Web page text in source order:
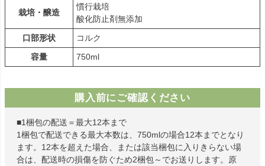
栽培・醸造
慣行栽培
酸化防止剤無添加
口部形状
コルク
容量
750ml
購入前にご確認ください
■1梱包の配送＝最大12本まで
1梱包で配送できる最大本数は、750mlの場合12本までとなり
ます。12本を超えた場合、または該当梱包に入りきらない場
合は、配送時の損傷を防ぐため2梱包～でお送りします。原